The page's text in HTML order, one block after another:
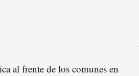
al frente de los comunes en